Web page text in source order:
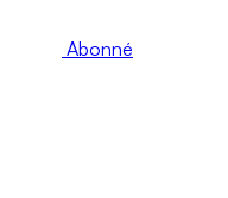
Abonné